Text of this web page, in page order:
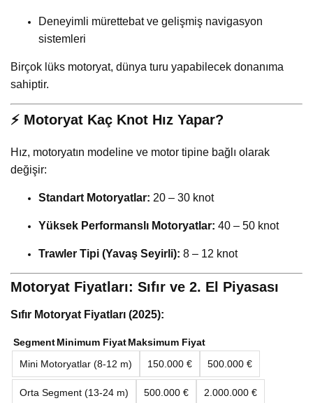
Deneyimli mürettebat ve gelişmiş navigasyon
sistemleri
Birçok lüks motoryat, dünya turu yapabilecek donanıma
sahiptir.
⚡ Motoryat Kaç Knot Hız Yapar?
Hız, motoryatın modeline ve motor tipine bağlı olarak
değişir:
Standart Motoryatlar: 20 – 30 knot
Yüksek Performanslı Motoryatlar: 40 – 50 knot
Trawler Tipi (Yavaş Seyirli): 8 – 12 knot
Motoryat Fiyatları: Sıfır ve 2. El Piyasası
Sıfır Motoryat Fiyatları (2025):
SegmentMinimum FiyatMaksimum Fiyat
Mini Motoryatlar (8-12 m)
150.000 € 500.000 €
Orta Segment (13-24 m) 500.000 € 2.000.000 €